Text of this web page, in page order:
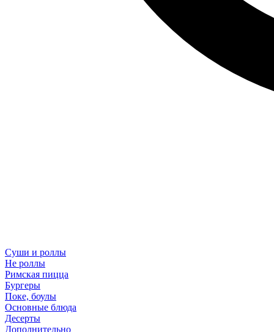
Суши и роллы
Не роллы
Римская пицца
Бургеры
Поке, боулы
Основные блюда
Десерты
Дополнительно